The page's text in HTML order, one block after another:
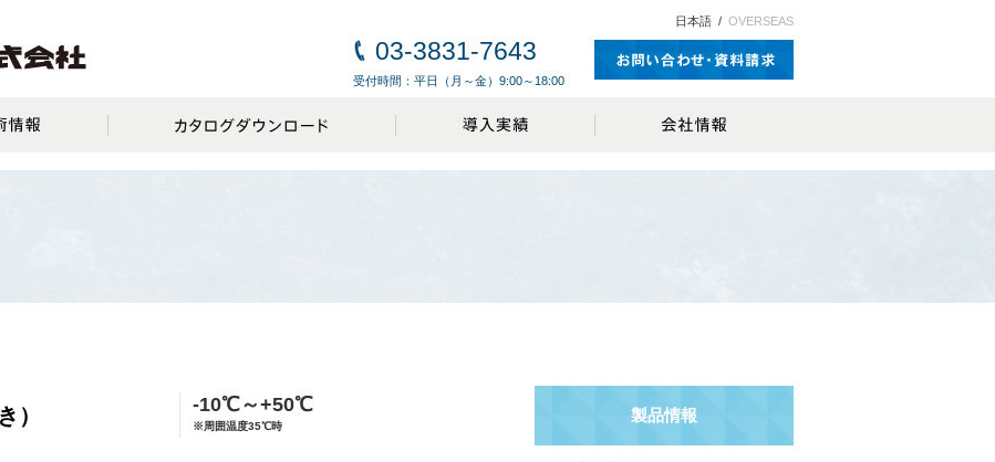
日本語 / OVERSEAS
03-3831-7643
受付時間：平日（月～金）9:00～18:00
） -10℃～+50℃
※周囲温度35℃時
製品情報